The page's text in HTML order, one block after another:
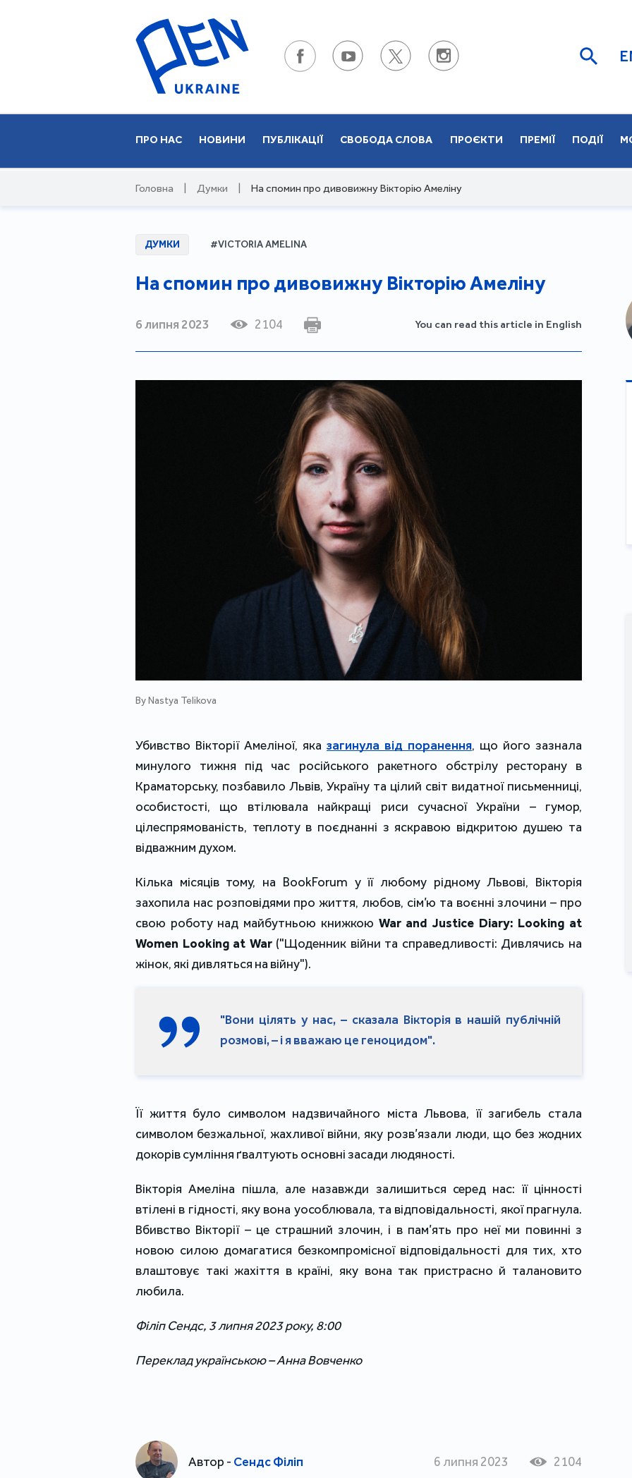
ПРО НАС НОВИНИ ПУБЛІКАЦІЇ СВОБОДА СЛОВА ПРОЄКТИ ПРЕМІЇ ПОДІЇ
Головна Думки На спомин про дивовижну Вікторію Амеліну
ДУМКИ #VICTORIA AMELINA
На спомин про дивовижну Вікторію Амеліну
6 липня 2023 2104 You can read this article in English
By Nastya Telikova
Убивство Вікторії Амеліної, яка загинула від поранення, що його зазнала
минулого тижня під час російського ракетного обстрілу ресторану в
Краматорську, позбавило Львів, Україну та цілий світ видатної письменниці,
особистості, що втілювала найкращі риси сучасної України – гумор,
цілеспрямованість, теплоту в поєднанні з яскравою відкритою душею та
відважним духом.
Кілька місяців тому, на BookForum у її любому рідному Львові, Вікторія
захопила нас розповідями про життя, любов, сім’ю та воєнні злочини – про
свою роботу над майбутньою книжкою War and Justice Diary: Looking at
Women Looking at War ("Щоденник війни та справедливості: Дивлячись на
жінок, які дивляться на війну").
"Вони цілять у нас, – сказала Вікторія в нашій публічній
розмові, – і я вважаю це геноцидом".
Її життя було символом надзвичайного міста Львова, її загибель стала
символом безжальної, жахливої війни, яку розв’язали люди, що без жодних
докорів сумління ґвалтують основні засади людяності.
Вікторія Амеліна пішла, але назавжди залишиться серед нас: її цінності
втілені в гідності, яку вона уособлювала, та відповідальності, якої прагнула.
Вбивство Вікторії – це страшний злочин, і в пам’ять про неї ми повинні з
новою силою домагатися безкомпромісної відповідальності для тих, хто
влаштовує такі жахіття в країні, яку вона так пристрасно й талановито
любила.
Філіп Сендc, 3 липня 2023 року, 8:00
Переклад українською – Анна Вовченко
Автор - Сендс Філіп 6 липня 2023 2104